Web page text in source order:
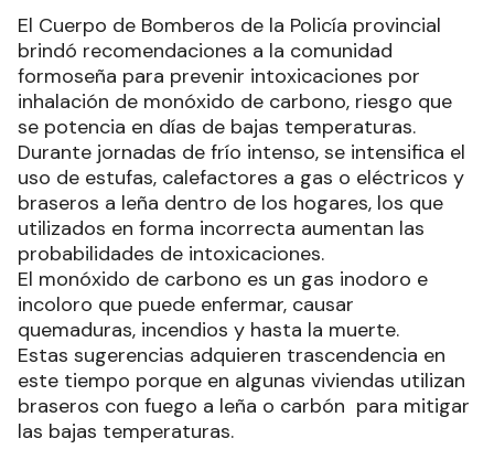
El Cuerpo de Bomberos de la Policía provincial
brindó recomendaciones a la comunidad
formoseña para prevenir intoxicaciones por
inhalación de monóxido de carbono, riesgo que
se potencia en días de bajas temperaturas.
Durante jornadas de frío intenso, se intensifica el
uso de estufas, calefactores a gas o eléctricos y
braseros a leña dentro de los hogares, los que
utilizados en forma incorrecta aumentan las
probabilidades de intoxicaciones.
El monóxido de carbono es un gas inodoro e
incoloro que puede enfermar, causar
quemaduras, incendios y hasta la muerte.
Estas sugerencias adquieren trascendencia en
este tiempo porque en algunas viviendas utilizan
braseros con fuego a leña o carbón para mitigar
las bajas temperaturas.